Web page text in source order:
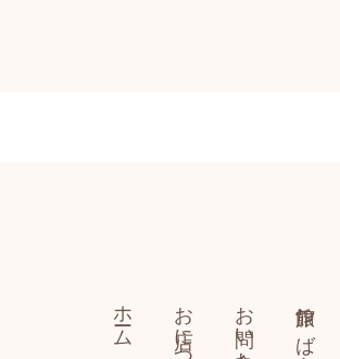
ホーム お問い合わせ 旅館 つばき乃